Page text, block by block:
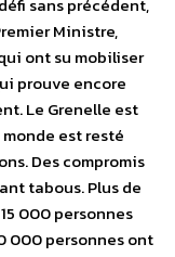
sans précédent,
Ministre,
ont su mobiliser
prouve encore
Le Grenelle est
est resté
Des compromis
tabous. Plus de
000 personnes
000 personnes ont